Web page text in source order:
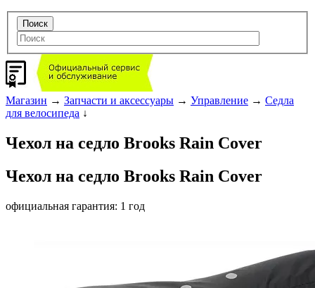
Магазин → Запчасти и аксессуары → Управление → Седла
для велосипеда ↓
Чехол на седло Brooks Rain Cover
Чехол на седло Brooks Rain Cover
официальная гарантия: 1 год